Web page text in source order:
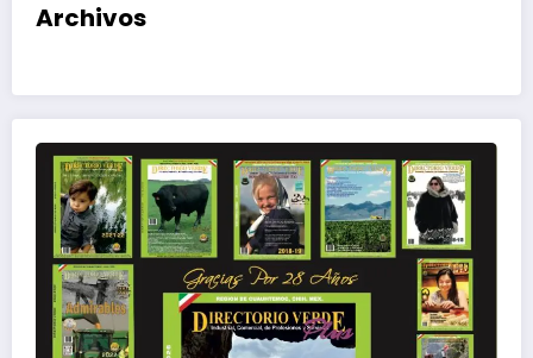
Archivos